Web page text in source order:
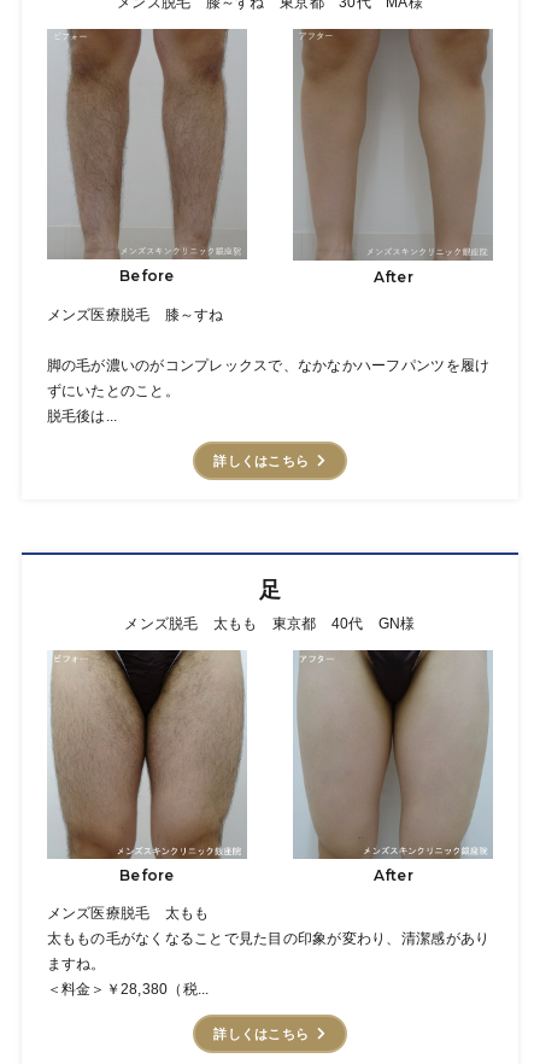
Before After
メンズ医療脱毛 膝～すね
脚の毛が濃いのがコンプレックスで、なかなかハーフパンツを履け
ずにいたとのこと。
脱毛後は...
詳しくはこちら
足
メンズ脱毛 太もも 東京都 40代 GN様
Before After
メンズ医療脱毛 太もも
太ももの毛がなくなることで見た目の印象が変わり、清潔感があり
ますね。
＜料金＞￥28,380（税...
詳しくはこちら